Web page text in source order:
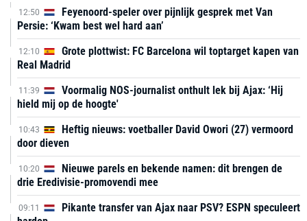
12:50
Feyenoord-speler over pijnlijk gesprek met Van
Persie: ‘Kwam best wel hard aan’
12:10
Grote plottwist: FC Barcelona wil toptarget kapen van
Real Madrid
11:39
Voormalig NOS-journalist onthult lek bij Ajax: ‘Hij
hield mij op de hoogte'
10:43
Heftig nieuws: voetballer David Owori (27) vermoord
door dieven
10:20
Nieuwe parels en bekende namen: dit brengen de
drie Eredivisie-promovendi mee
09:11
Pikante transfer van Ajax naar PSV? ESPN speculeert